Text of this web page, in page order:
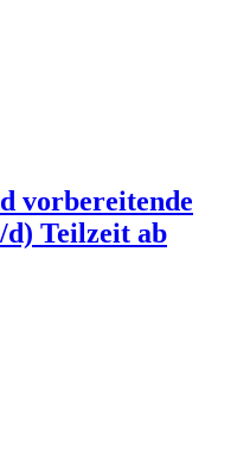
vorbereitende
Teilzeit ab